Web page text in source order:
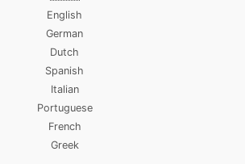
English
German
Dutch
Spanish
Italian
Portuguese
French
Greek